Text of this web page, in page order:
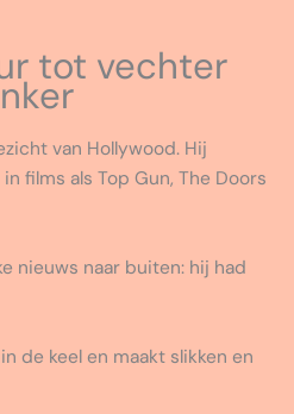
tot vechter
van Hollywood. Hij
films als Top Gun, The Doors
nieuws naar buiten: hij had
de keel en maakt slikken en